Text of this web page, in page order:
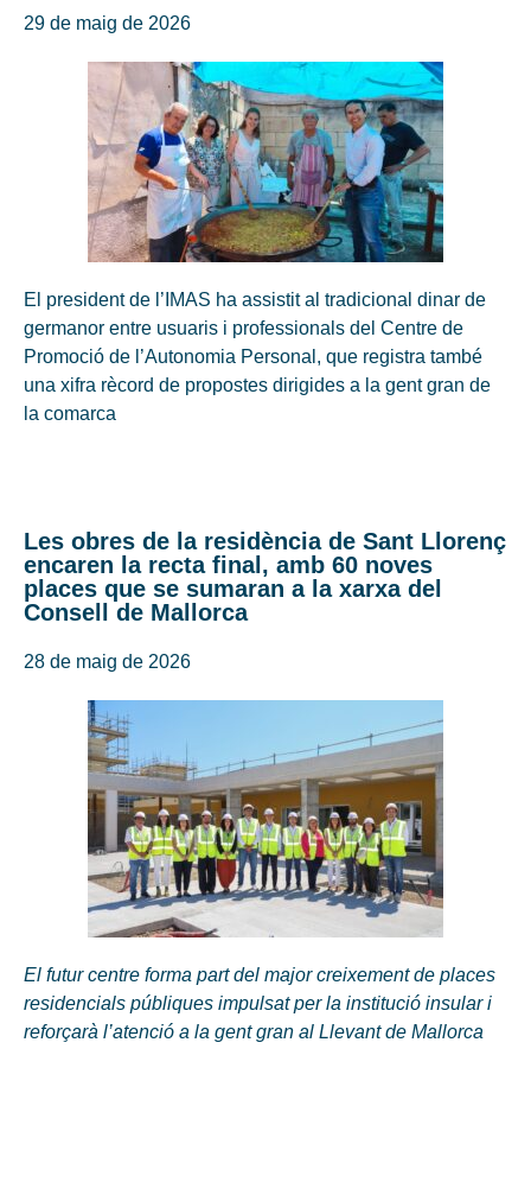
29 de maig de 2026
El president de l’IMAS ha assistit al tradicional dinar de
germanor entre usuaris i professionals del Centre de
Promoció de l’Autonomia Personal, que registra també
una xifra rècord de propostes dirigides a la gent gran de
la comarca
Les obres de la residència de Sant Llorenç
encaren la recta final, amb 60 noves
places que se sumaran a la xarxa del
Consell de Mallorca
28 de maig de 2026
El futur centre forma part del major creixement de places
residencials públiques impulsat per la institució insular i
reforçarà l’atenció a la gent gran al Llevant de Mallorca